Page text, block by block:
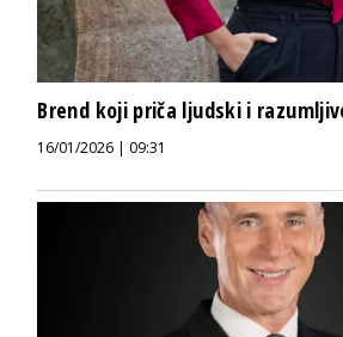
Brend koji priča ljudski i
16/01/2026 | 09:31